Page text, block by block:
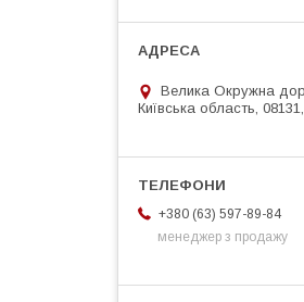
Велика Окружна
Київська область,
+380 (63) 597-89-84
менеджер з продажу